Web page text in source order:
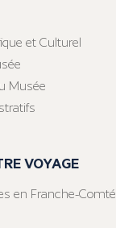
et Culturel
Musée
VOYAGE
en Franche-Comté